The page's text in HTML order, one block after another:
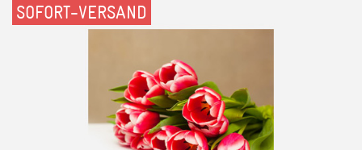
SOFORT-VERSAND